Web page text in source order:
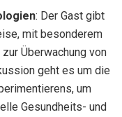
: Der Gast gibt
mit besonderem
Überwachung von
geht es um die
um
Gesundheits- und